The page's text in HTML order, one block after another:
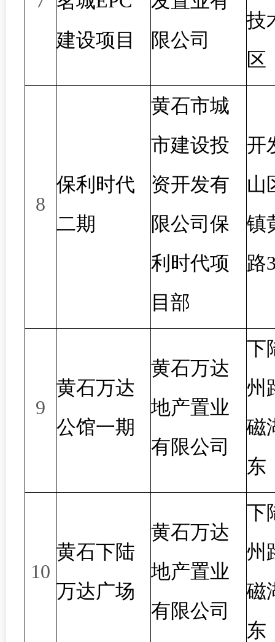
建设项目
限公司
技
区
8
保利时代
二期
黄石市城
市建设投
资开发有
限公司保
利时代项
目部
开
山
镇
路
9
黄石万达
公馆一期
黄石万达
地产置业
有限公司
下
州
磁
东
10
黄石下陆
万达广场
黄石万达
地产置业
有限公司
下
州
磁
东